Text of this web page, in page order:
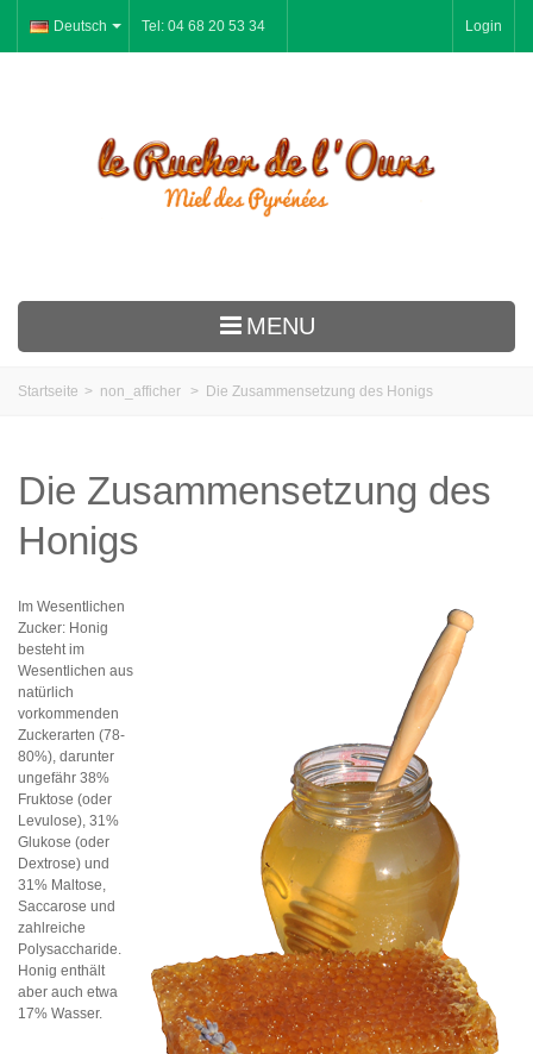
Deutsch Tel: 04 68 20 53 34 Login
MENU
Bonbons Geschenkideen
Imkerei
Rezepte
Startseite > non_afficher > Die Zusammensetzung des Honigs
Die Zusammensetzung des
Honigs
Im Wesentlichen
Zucker: Honig
besteht im
Wesentlichen aus
natürlich
vorkommenden
Zuckerarten (78-
80%), darunter
ungefähr 38%
Fruktose (oder
Levulose), 31%
Glukose (oder
Dextrose) und
31% Maltose,
Saccarose und
zahlreiche
Polysaccharide.
Honig enthält
aber auch etwa
17% Wasser.